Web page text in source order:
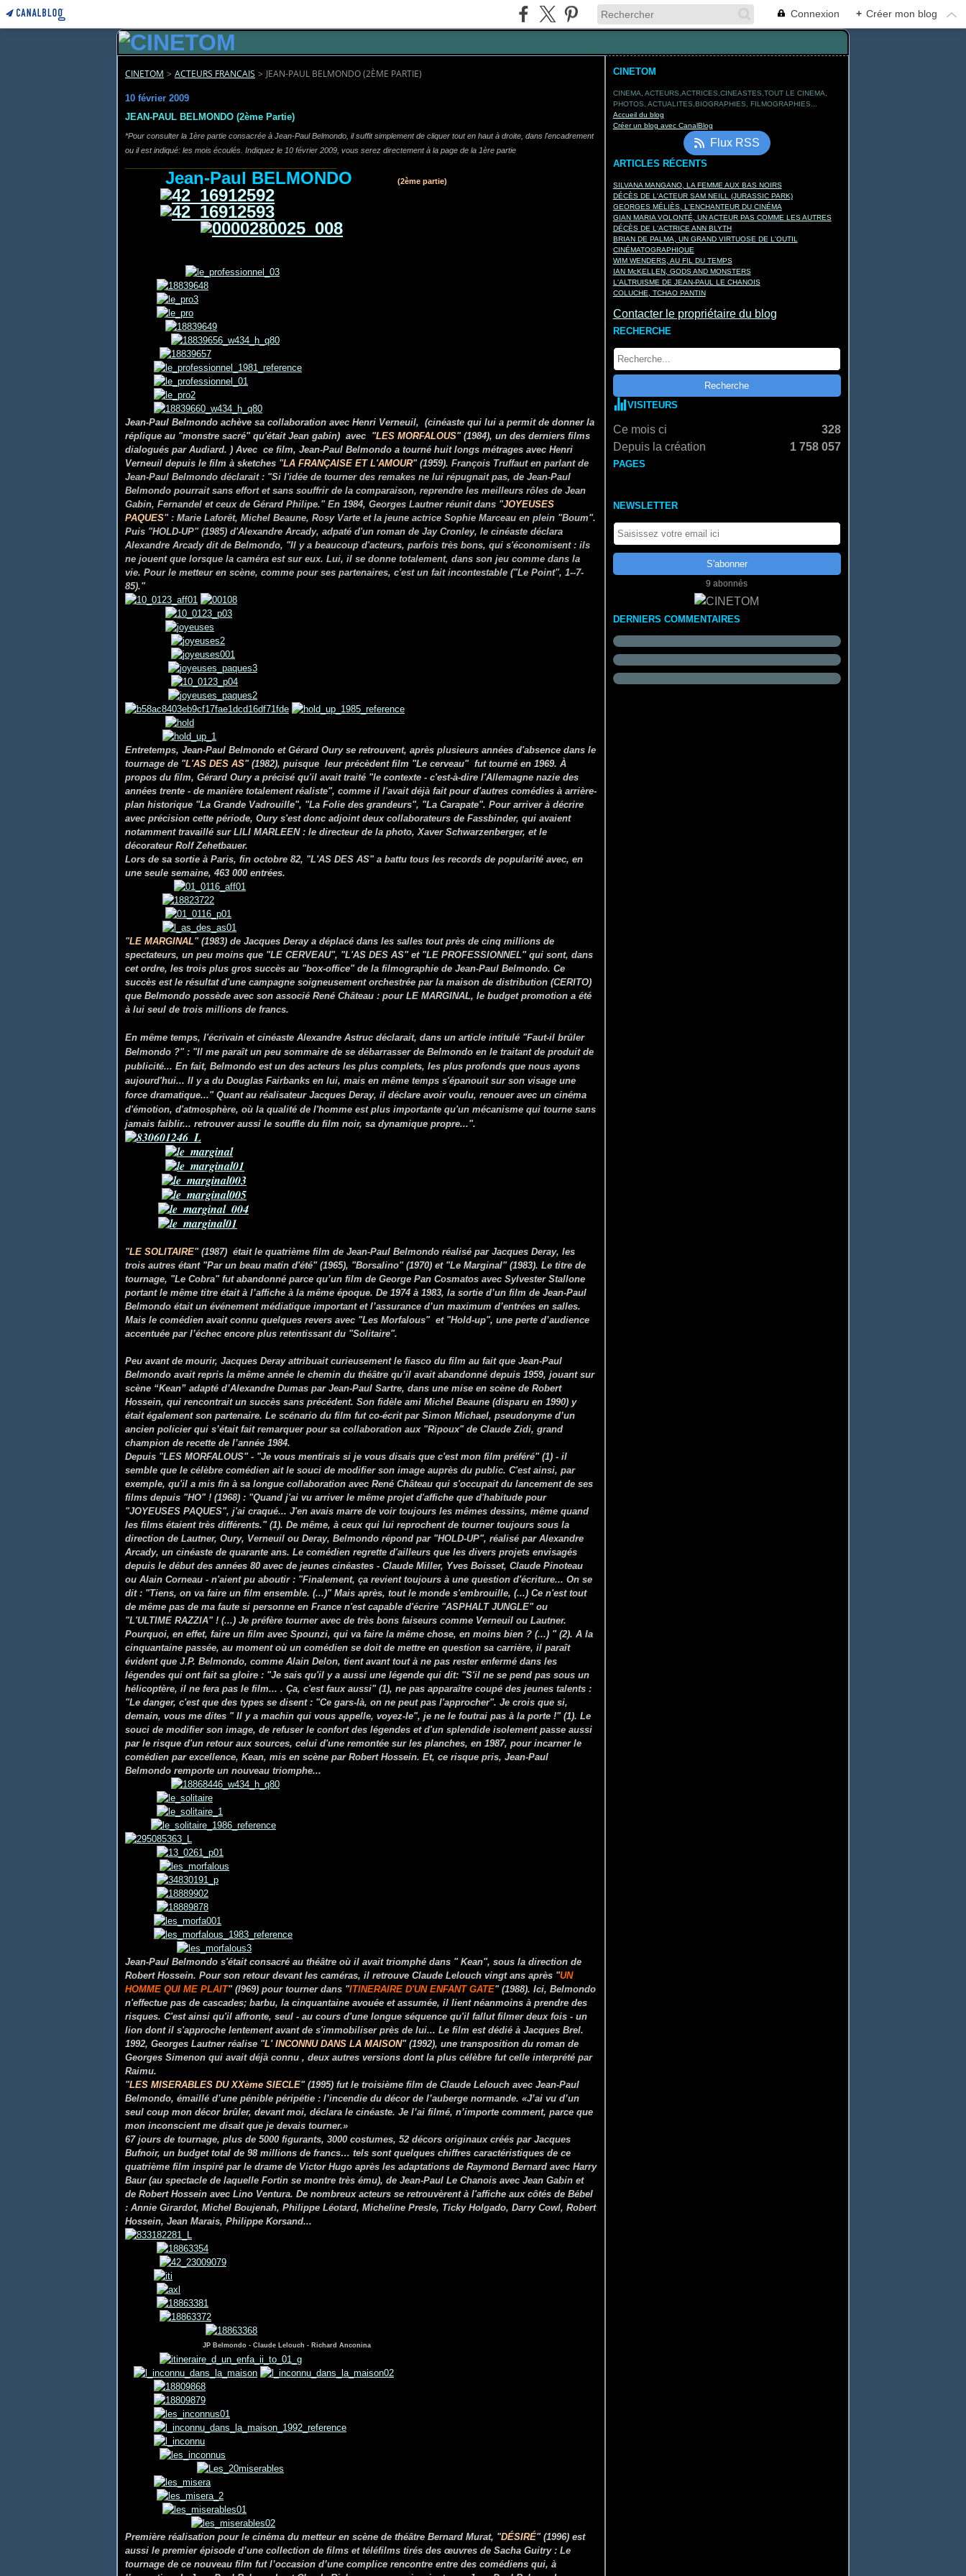
Connexion + Créer mon blog
CINETOM > ACTEURS FRANCAIS > JEAN-PAUL BELMONDO (2ÈME PARTIE)
10 février 2009
JEAN-PAUL BELMONDO (2ème Partie)
*Pour consulter la 1ère partie consacrée à Jean-Paul Belmondo, il suffit simplement de cliquer tout en haut à droite, dans l'encadrement
ou il est indiqué: les mois écoulés. Indiquez le 10 février 2009, vous serez directement à la page de la 1ère partie
Jean-Paul BELMONDO (2ème partie)
Jean-Paul Belmondo achève sa collaboration avec Henri Verneuil, (cinéaste qui lui a permit de donner la
réplique au "monstre sacré" qu'était Jean gabin) avec "LES MORFALOUS" (1984), un des derniers films
dialogués par Audiard. ) Avec ce film, Jean-Paul Belmondo a tourné huit longs métrages avec Henri
Verneuil depuis le film à sketches "LA FRANÇAISE ET L'AMOUR" (1959). François Truffaut en parlant de
Jean-Paul Belmondo déclarait : "Si l'idée de tourner des remakes ne lui répugnait pas, de Jean-Paul
Belmondo pourrait sans effort et sans souffrir de la comparaison, reprendre les meilleurs rôles de Jean
Gabin, Fernandel et ceux de Gérard Philipe." En 1984, Georges Lautner réunit dans "JOYEUSES
PAQUES" : Marie Laforêt, Michel Beaune, Rosy Varte et la jeune actrice Sophie Marceau en plein "Boum".
Puis "HOLD-UP" (1985) d'Alexandre Arcady, adpaté d'un roman de Jay Cronley, le cinéaste déclara
Alexandre Arcady dit de Belmondo, "Il y a beaucoup d'acteurs, parfois très bons, qui s'économisent : ils
ne jouent que lorsque la caméra est sur eux. Lui, il se donne totalement, dans son jeu comme dans la
vie. Pour le metteur en scène, comme pour ses partenaires, c'est un fait incontestable ("Le Point", 1--7-
85)."
Entretemps, Jean-Paul Belmondo et Gérard Oury se retrouvent, après plusieurs années d'absence dans le
tournage de "L'AS DES AS" (1982), puisque leur précèdent film "Le cerveau" fut tourné en 1969. À
propos du film, Gérard Oury a précisé qu'il avait traité "le contexte - c'est-à-dire l'Allemagne nazie des
années trente - de manière totalement réaliste", comme il l'avait déjà fait pour d'autres comédies à arrière-
plan historique "La Grande Vadrouille", "La Folie des grandeurs", "La Carapate". Pour arriver à décrire
avec précision cette période, Oury s'est donc adjoint deux collaborateurs de Fassbinder, qui avaient
notamment travaillé sur LILI MARLEEN : le directeur de la photo, Xaver Schwarzenberger, et le
décorateur Rolf Zehetbauer.
Lors de sa sortie à Paris, fin octobre 82, "L'AS DES AS" a battu tous les records de popularité avec, en
une seule semaine, 463 000 entrées.
"LE MARGINAL" (1983) de Jacques Deray a déplacé dans les salles tout près de cinq millions de
spectateurs, un peu moins que "LE CERVEAU", "L'AS DES AS" et "LE PROFESSIONNEL" qui sont, dans
cet ordre, les trois plus gros succès au "box-office" de la filmographie de Jean-Paul Belmondo. Ce
succès est le résultat d'une campagne soigneusement orchestrée par la maison de distribution (CERITO)
que Belmondo possède avec son associé René Château : pour LE MARGINAL, le budget promotion a été
à lui seul de trois millions de francs.
En même temps, l'écrivain et cinéaste Alexandre Astruc déclarait, dans un article intitulé "Faut-il brûler
Belmondo ?" : "Il me paraît un peu sommaire de se débarrasser de Belmondo en le traitant de produit de
publicité... En fait, Belmondo est un des acteurs les plus complets, les plus profonds que nous ayons
aujourd'hui... Il y a du Douglas Fairbanks en lui, mais en même temps s'épanouit sur son visage une
force dramatique..." Quant au réalisateur Jacques Deray, il déclare avoir voulu, renouer avec un cinéma
d'émotion, d'atmosphère, où la qualité de l'homme est plus importante qu'un mécanisme qui tourne sans
jamais faiblir... retrouver aussi le souffle du film noir, sa dynamique propre...".
"LE SOLITAIRE" (1987) était le quatrième film de Jean-Paul Belmondo réalisé par Jacques Deray, les
trois autres étant "Par un beau matin d'été" (1965), "Borsalino" (1970) et "Le Marginal" (1983). Le titre de
tournage, "Le Cobra" fut abandonné parce qu’un film de George Pan Cosmatos avec Sylvester Stallone
portant le même titre était à l’affiche à la même époque. De 1974 à 1983, la sortie d’un film de Jean-Paul
Belmondo était un événement médiatique important et l’assurance d’un maximum d’entrées en salles.
Mais le comédien avait connu quelques revers avec "Les Morfalous" et "Hold-up", une perte d’audience
accentuée par l’échec encore plus retentissant du "Solitaire".
Peu avant de mourir, Jacques Deray attribuait curieusement le fiasco du film au fait que Jean-Paul
Belmondo avait repris la même année le chemin du théâtre qu’il avait abandonné depuis 1959, jouant sur
scène “Kean” adapté d’Alexandre Dumas par Jean-Paul Sartre, dans une mise en scène de Robert
Hossein, qui rencontrait un succès sans précédent. Son fidèle ami Michel Beaune (disparu en 1990) y
était également son partenaire. Le scénario du film fut co-écrit par Simon Michael, pseudonyme d’un
ancien policier qui s’était fait remarquer pour sa collaboration aux "Ripoux" de Claude Zidi, grand
champion de recette de l’année 1984.
Depuis "LES MORFALOUS" - "Je vous mentirais si je vous disais que c'est mon film préféré" (1) - il
semble que le célèbre comédien ait le souci de modifier son image auprès du public. C'est ainsi, par
exemple, qu'il a mis fin à sa longue collaboration avec René Château qui s'occupait du lancement de ses
films depuis "HO" ! (1968) : "Quand j'ai vu arriver le même projet d'affiche que d'habitude pour
"JOYEUSES PAQUES", j'ai craqué... J'en avais marre de voir toujours les mêmes dessins, même quand
les films étaient très différents." (1). De même, à ceux qui lui reprochent de tourner toujours sous la
direction de Lautner, Oury, Verneuil ou Deray, Belmondo répond par "HOLD-UP", réalisé par Alexandre
Arcady, un cinéaste de quarante ans. Le comédien regrette d'ailleurs que les divers projets envisagés
depuis le début des années 80 avec de jeunes cinéastes - Claude Miller, Yves Boisset, Claude Pinoteau
ou Alain Corneau - n'aient pu aboutir : "Finalement, ça revient toujours à une question d'écriture... On se
dit : "Tiens, on va faire un film ensemble. (...)" Mais après, tout le monde s'embrouille, (...) Ce n'est tout
de même pas de ma faute si personne en France n'est capable d'écrire "ASPHALT JUNGLE" ou
"L'ULTIME RAZZIA" ! (...) Je préfère tourner avec de très bons faiseurs comme Verneuil ou Lautner.
Pourquoi, en effet, faire un film avec Spounzi, qui va faire la même chose, en moins bien ? (...) " (2). A la
cinquantaine passée, au moment où un comédien se doit de mettre en question sa carrière, il paraît
évident que J.P. Belmondo, comme Alain Delon, tient avant tout à ne pas rester enfermé dans les
légendes qui ont fait sa gloire : "Je sais qu'il y a aussi une légende qui dit: "S'il ne se pend pas sous un
hélicoptère, il ne fera pas le film... . Ça, c'est faux aussi" (1), ne pas apparaître coupé des jeunes talents :
"Le danger, c'est que des types se disent : "Ce gars-là, on ne peut pas l'approcher". Je crois que si,
demain, vous me dites " Il y a machin qui vous appelle, voyez-le", je ne le foutrai pas à la porte !" (1). Le
souci de modifier son image, de refuser le confort des légendes et d'un splendide isolement passe aussi
par le risque d'un retour aux sources, celui d'une remontée sur les planches, en 1987, pour incarner le
comédien par excellence, Kean, mis en scène par Robert Hossein. Et, ce risque pris, Jean-Paul
Belmondo remporte un nouveau triomphe...
Jean-Paul Belmondo s'était consacré au théâtre où il avait triomphé dans " Kean", sous la direction de
Robert Hossein. Pour son retour devant les caméras, il retrouve Claude Lelouch vingt ans après "UN
HOMME QUI ME PLAIT" (l969) pour tourner dans "ITINERAIRE D'UN ENFANT GATE" (1988). Ici, Belmondo
n'effectue pas de cascades; barbu, la cinquantaine avouée et assumée, il lient néanmoins à prendre des
risques. C'est ainsi qu'il affronte, seul - au cours d'une longue séquence qu'il fallut filmer deux fois - un
lion dont il s'approche lentement avant de s'immobiliser près de lui... Le film est dédié à Jacques Brel.
1992, Georges Lautner réalise "L' INCONNU DANS LA MAISON" (1992), une transposition du roman de
Georges Simenon qui avait déjà connu , deux autres versions dont la plus célèbre fut celle interprété par
Raimu.
"LES MISERABLES DU XXème SIECLE" (1995) fut le troisième film de Claude Lelouch avec Jean-Paul
Belmondo, émaillé d’une pénible péripétie : l’incendie du décor de l’auberge normande. «J’ai vu d’un
seul coup mon décor brûler, devant moi, déclara le cinéaste. Je l’ai filmé, n’importe comment, parce que
mon inconscient me disait que je devais tourner.»
67 jours de tournage, plus de 5000 figurants, 3000 costumes, 52 décors originaux créés par Jacques
Bufnoir, un budget total de 98 millions de francs… tels sont quelques chiffres caractéristiques de ce
quatrième film inspiré par le drame de Victor Hugo après les adaptations de Raymond Bernard avec Harry
Baur (au spectacle de laquelle Fortin se montre très ému), de Jean-Paul Le Chanois avec Jean Gabin et
de Robert Hossein avec Lino Ventura. De nombreux acteurs se retrouvèrent à l'affiche aux côtés de Bébel
: Annie Girardot, Michel Boujenah, Philippe Léotard, Micheline Presle, Ticky Holgado, Darry Cowl, Robert
Hossein, Jean Marais, Philippe Korsand...
JP Belmondo - Claude Lelouch - Richard Anconina
Première réalisation pour le cinéma du metteur en scène de théâtre Bernard Murat, "DÉSIRÉ" (1996) est
aussi le premier épisode d’une collection de films et téléfilms tirés des œuvres de Sacha Guitry : Le
tournage de ce nouveau film fut l’occasion d’une complice rencontre entre des comédiens qui, à
CINETOM
CINEMA, ACTEURS,ACTRICES,CINEASTES,TOUT LE CINEMA,
PHOTOS, ACTUALITES,BIOGRAPHIES, FILMOGRAPHIES...
Accueil du blog
Créer un blog avec CanalBlog
Flux RSS
ARTICLES RÉCENTS
SILVANA MANGANO, LA FEMME AUX BAS NOIRS
DÉCÈS DE L'ACTEUR SAM NEILL (JURASSIC PARK)
GEORGES MÉLIÈS, L'ENCHANTEUR DU CINÉMA
GIAN MARIA VOLONTÉ, UN ACTEUR PAS COMME LES AUTRES
DÉCÈS DE L'ACTRICE ANN BLYTH
BRIAN DE PALMA, UN GRAND VIRTUOSE DE L'OUTIL
CINÉMATOGRAPHIQUE
WIM WENDERS, AU FIL DU TEMPS
IAN McKELLEN, GODS AND MONSTERS
L'ALTRUISME DE JEAN-PAUL LE CHANOIS
COLUCHE, TCHAO PANTIN
Contacter le propriétaire du blog
RECHERCHE
VISITEURS
Ce mois ci
328
Depuis la création
1 758 057
PAGES
NEWSLETTER
9 abonnés
DERNIERS COMMENTAIRES